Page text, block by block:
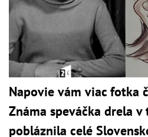
Napovie vám viac fotka
Známa speváčka drela
pobláznila celé